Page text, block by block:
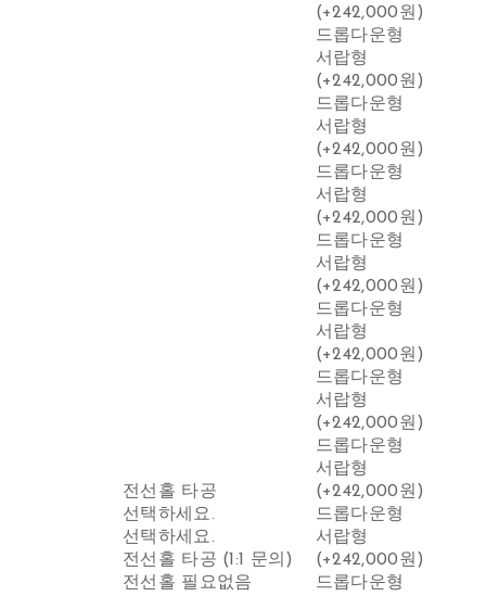
전선홀 타공
선택하세요.
선택하세요.
전선홀 타공 (1:1 문의)
전선홀 필요없음
(+242,000원)
드롭다운형
서랍형
(+242,000원)
드롭다운형
서랍형
(+242,000원)
드롭다운형
서랍형
(+242,000원)
드롭다운형
서랍형
(+242,000원)
드롭다운형
서랍형
(+242,000원)
드롭다운형
서랍형
(+242,000원)
드롭다운형
서랍형
(+242,000원)
드롭다운형
서랍형
(+242,000원)
드롭다운형